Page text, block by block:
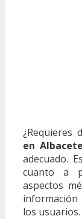
¿Requieres
en
adecuado.
cuanto a
aspectos
los usuarios.